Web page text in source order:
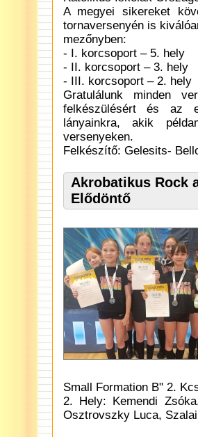
A megyei sikereket
tornaversenyén is
mezőnyben:
- I. korcsoport – 5. hely
- II. korcsoport – 3. hely
- III. korcsoport – 2. hely
Gratulálunk minden
felkészülésért és az
lányainkra, akik
versenyeken.
Felkészítő: Gelesits-
Akrobatikus Rock
Elődöntő
Small Formation B" 2.
2. Hely: Kemendi
Osztrovszky Luca,